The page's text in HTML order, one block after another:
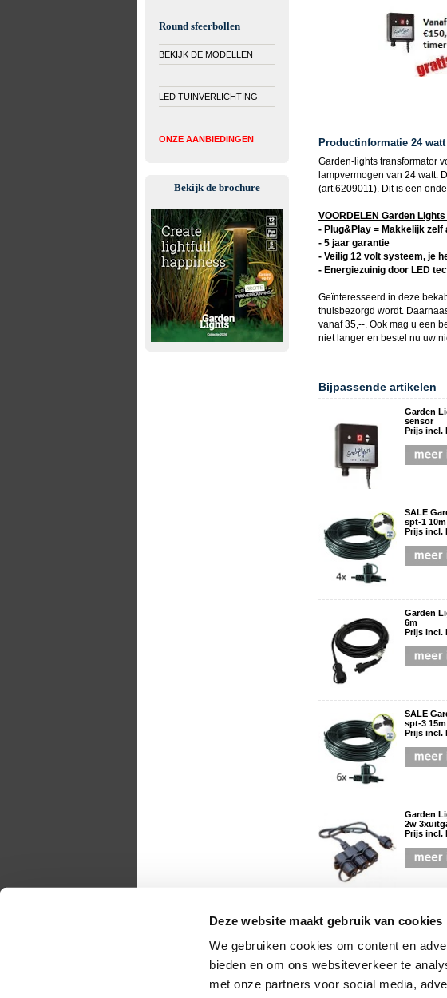
Deze website maakt gebruik van cookies
We gebruiken cookies om content en
bieden en om ons websiteverkeer te
met onze partners voor social media,
Round sfeerbollen
BEKIJK DE MODELLEN
LED TUINVERLICHTING
ONZE AANBIEDINGEN
Bekijk de brochure
Productinformatie 24
Garden-lights transformator
lampvermogen van 24 watt.
(art.6209011). Dit is een
VOORDELEN Garden Lights
- Plug&Play = Makkelijk zelf
- 5 jaar garantie
- Veilig 12 volt systeem, je
- Energiezuinig door LED
Geïnteresseerd in deze
thuisbezorgd wordt.
vanaf 35,--. Ook mag u een
niet langer en bestel nu uw
Bijpassende artikelen
Garden
sensor
Prijs incl.
SALE
spt-1
Prijs incl.
Garden
6m
Prijs incl.
SALE
spt-3
Prijs incl.
Garden
2w
Prijs incl.
Garden
ontvanger